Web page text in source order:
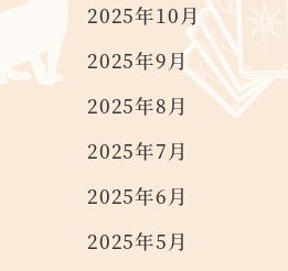
2025年10月
2025年9月
2025年8月
2025年7月
2025年6月
2025年5月